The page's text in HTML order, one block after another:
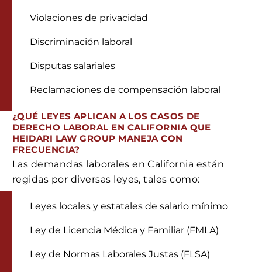
Violaciones de privacidad
Discriminación laboral
Disputas salariales
Reclamaciones de compensación laboral
¿QUÉ LEYES APLICAN A LOS CASOS DE
DERECHO LABORAL EN CALIFORNIA QUE
HEIDARI LAW GROUP MANEJA CON
FRECUENCIA?
Las demandas laborales en California están
regidas por diversas leyes, tales como:
Leyes locales y estatales de salario mínimo
Ley de Licencia Médica y Familiar (FMLA)
Ley de Normas Laborales Justas (FLSA)